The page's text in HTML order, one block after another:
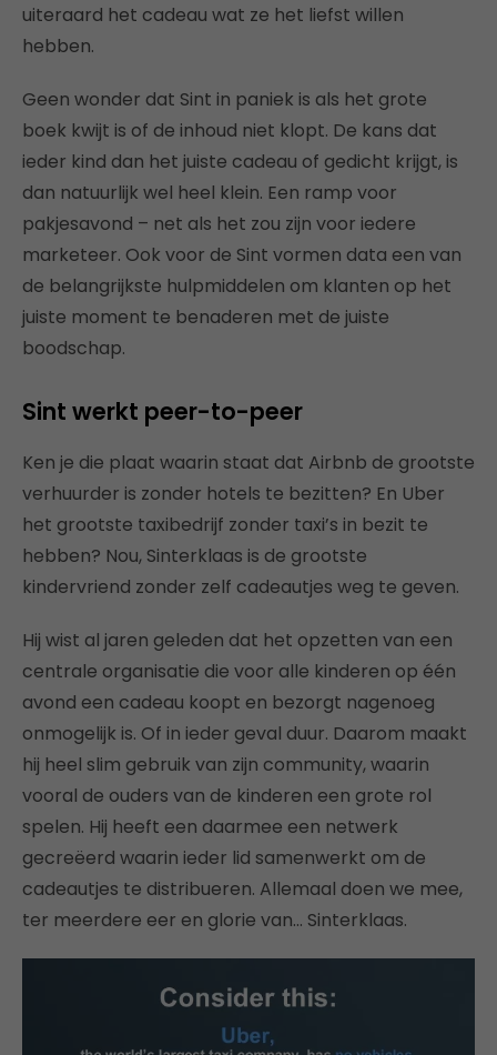
uiteraard het cadeau wat ze het liefst willen
hebben.
Geen wonder dat Sint in paniek is als het grote
boek kwijt is of de inhoud niet klopt. De kans dat
ieder kind dan het juiste cadeau of gedicht krijgt, is
dan natuurlijk wel heel klein. Een ramp voor
pakjesavond – net als het zou zijn voor iedere
marketeer. Ook voor de Sint vormen data een van
de belangrijkste hulpmiddelen om klanten op het
juiste moment te benaderen met de juiste
boodschap.
Sint werkt peer-to-peer
Ken je die plaat waarin staat dat Airbnb de grootste
verhuurder is zonder hotels te bezitten? En Uber
het grootste taxibedrijf zonder taxi’s in bezit te
hebben? Nou, Sinterklaas is de grootste
kindervriend zonder zelf cadeautjes weg te geven.
Hij wist al jaren geleden dat het opzetten van een
centrale organisatie die voor alle kinderen op één
avond een cadeau koopt en bezorgt nagenoeg
onmogelijk is. Of in ieder geval duur. Daarom maakt
hij heel slim gebruik van zijn community, waarin
vooral de ouders van de kinderen een grote rol
spelen. Hij heeft een daarmee een netwerk
gecreëerd waarin ieder lid samenwerkt om de
cadeautjes te distribueren. Allemaal doen we mee,
ter meerdere eer en glorie van… Sinterklaas.